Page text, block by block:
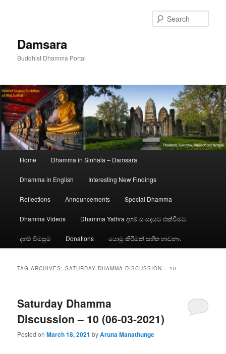
Damsara
Buddhist Dhamma Portal
Home Dhamma in Sinhala – Damsara
Dhamma in English Interesting New Findings
Reflections Announcements Special Dhamma
Dhamma Videos Dhamma Yathra දහම් සංසදයට එක්වීමට.
දහම් විමසුම Donations යොමු කිරීමක් සහිත භාවනා.
TAG ARCHIVES:SATURDAY DHAMMA DISCUSSION – 10
Saturday Dhamma
Discussion – 10 (06-03-2021)
Posted onMarch 18, 2021 byAruna Manathunge